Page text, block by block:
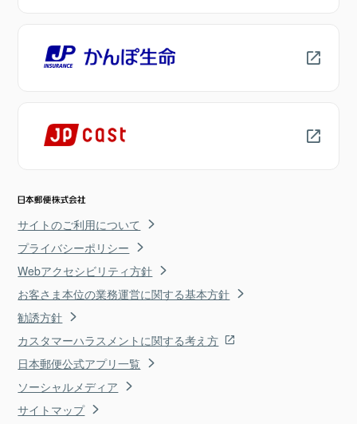
サイトのご利用について
プライバシーポリシー
Webアクセシビリティ方針
お客さま本位の業務運営に関する基本方針
勧誘方針
カスタマーハラスメントに関する考え方
日本郵便公式アプリ一覧
ソーシャルメディア
サイトマップ